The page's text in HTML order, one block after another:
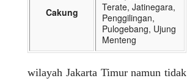
Cakung
Terate, Jatinegara,
Penggilingan,
Pulogebang, Ujung
Menteng
wilayah Jakarta Timur namun tidak